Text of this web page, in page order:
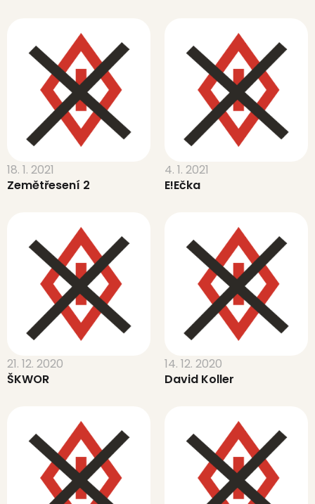
18. 1. 2021
Zemětřesení 2
4. 1. 2021
E!Ečka
21. 12. 2020
ŠKWOR
14. 12. 2020
David Koller